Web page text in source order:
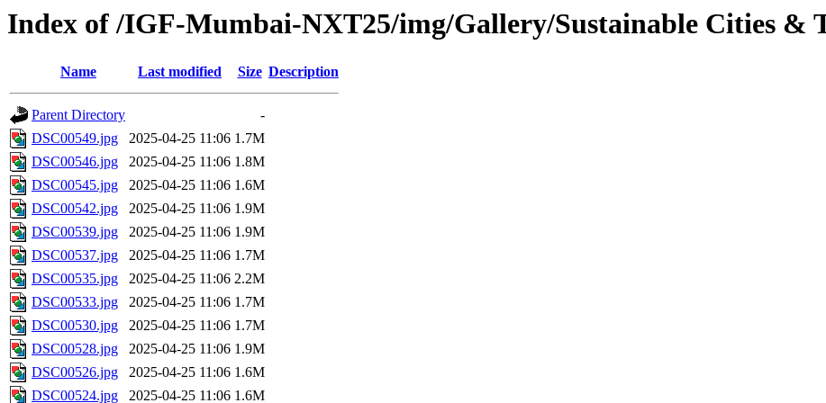
Index of /IGF-Mumbai-NXT25/img/Gallery/Sustainable Cities &
Name Last modified Size Description
Parent Directory
-
DSC00549.jpg
2025-04-25 11:06 1.7M
DSC00546.jpg
2025-04-25 11:06 1.8M
DSC00545.jpg
2025-04-25 11:06 1.6M
DSC00542.jpg
2025-04-25 11:06 1.9M
DSC00539.jpg
2025-04-25 11:06 1.9M
DSC00537.jpg
2025-04-25 11:06 1.7M
DSC00535.jpg
2025-04-25 11:06 2.2M
DSC00533.jpg
2025-04-25 11:06 1.7M
DSC00530.jpg
2025-04-25 11:06 1.7M
DSC00528.jpg
2025-04-25 11:06 1.9M
DSC00526.jpg
2025-04-25 11:06 1.6M
DSC00524.jpg
2025-04-25 11:06 1.6M